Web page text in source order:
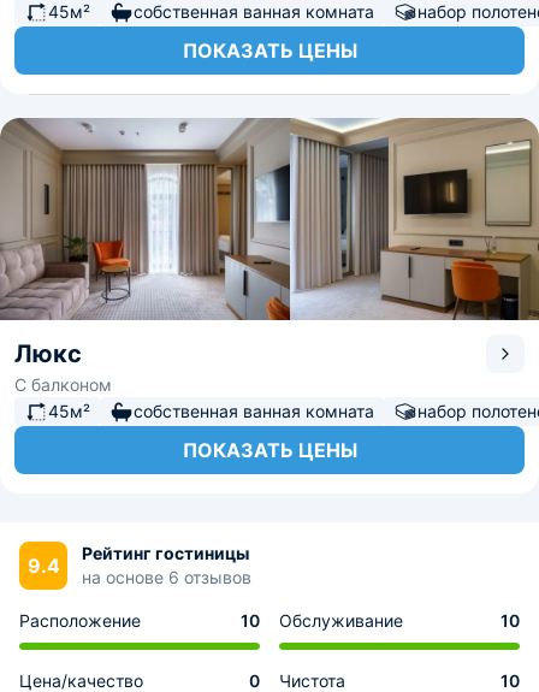
45м² собственная ванная комната набор
ПОКАЗАТЬ ЦЕНЫ
Люкс
С балконом
45м²
собственная ванная комната набор
ПОКАЗАТЬ ЦЕНЫ
9.4
Рейтинг гостиницы
на основе 6 отзывов
Расположение 10 Обслуживание 10
Цена/качество 0 Чистота 10